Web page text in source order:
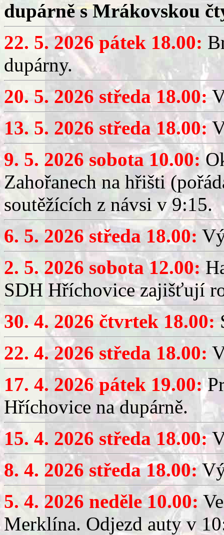
dupárně s Mrákovskou
22. 5. 2026 pátek 18.00:
dupárny.
20. 5. 2026 středa 18.00:
13. 5. 2026 středa 18.00:
9. 5. 2026 sobota 10.00:
Zahořanech na hřišti
soutěžících z návsi v 9:15.
6. 5. 2026 středa 18.00:
2. 5. 2026 sobota 12.00:
SDH Hříchovice zajišťují
30. 4. 2026 čtvrtek 18.00:
22. 4. 2026 středa 18.00:
17. 4. 2026 pátek 19.00:
Hříchovice na dupárně.
15. 4. 2026 středa 18.00:
8. 4. 2026 středa 18.00:
5. 4. 2026 neděle 10.00:
Merklína. Odjezd auty v